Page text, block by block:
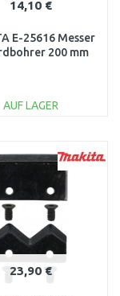
14,10 €
E-25616 Messer
200 mm
AUF LAGER
Vergleichen
23,90 €